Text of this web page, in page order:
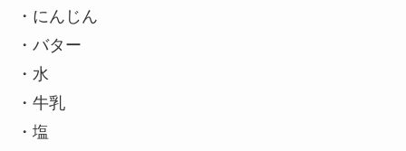
・にんじん
・バター
・水
・牛乳
・塩